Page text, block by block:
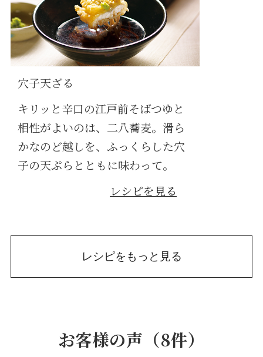
穴子天ざる
キリッと辛口の江戸前そばつゆと
相性がよいのは、二八蕎麦。滑ら
かなのど越しを、ふっくらした穴
子の天ぷらとともに味わって。
レシピを見る
レシピをもっと見る
お客様の声（8件）